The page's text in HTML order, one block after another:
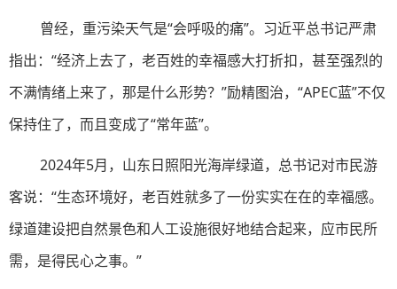
曾经，重污染天气是“会呼吸的痛”。习近平总书记严肃
指出：“经济上去了，老百姓的幸福感大打折扣，甚至强烈的
不满情绪上来了，那是什么形势？”励精图治，“APEC蓝”不仅
保持住了，而且变成了“常年蓝”。
2024年5月，山东日照阳光海岸绿道，总书记对市民游
客说：“生态环境好，老百姓就多了一份实实在在的幸福感。
绿道建设把自然景色和人工设施很好地结合起来，应市民所
需，是得民心之事。”